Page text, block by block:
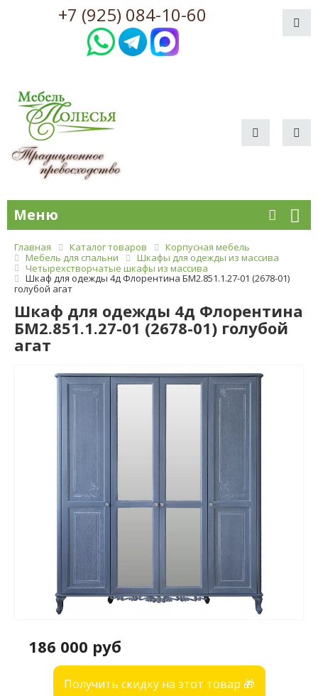
+7 (925) 084-10-60
Меню
Главная Каталог товаров
Корпусная мебель
Мебель для спальни
Шкафы для одежды из массива
Четырехстворчатые шкафы из массива
Шкаф для одежды 4д Флорентина БМ2.851.1.27-01 (2678-01)
голубой агат
Шкаф для одежды 4д Флорентина
БМ2.851.1.27-01 (2678-01) голубой
агат
186 000 руб
Получить скидку на этот товар 🎁